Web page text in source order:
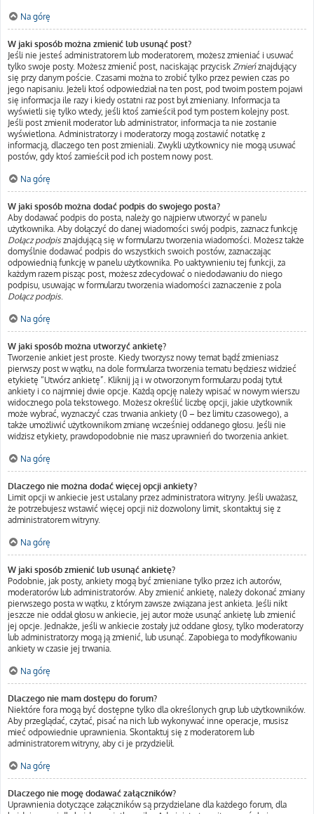
Na górę
W jaki sposób można zmienić lub usunąć post?
Jeśli nie jesteś administratorem lub moderatorem, możesz zmieniać i usuwać
tylko swoje posty. Możesz zmienić post, naciskając przycisk Zmieńznajdujący
się przy danym poście. Czasami można to zrobić tylko przez pewien czas po
jego napisaniu. Jeżeli ktoś odpowiedział na ten post, pod twoim postem pojawi
się informacja ile razy i kiedy ostatni raz post był zmieniany. Informacja ta
wyświetli się tylko wtedy, jeśli ktoś zamieścił pod tym postem kolejny post.
Jeśli post zmienił moderator lub administrator, informacja ta nie zostanie
wyświetlona. Administratorzy i moderatorzy mogą zostawić notatkę z
informacją, dlaczego ten post zmieniali. Zwykli użytkownicy nie mogą usuwać
postów, gdy ktoś zamieścił pod ich postem nowy post.
Na górę
W jaki sposób można dodać podpis do swojego posta?
Aby dodawać podpis do posta, należy go najpierw utworzyć w panelu
użytkownika. Aby dołączyć do danej wiadomości swój podpis, zaznacz funkcję
Dołącz podpis znajdującą się w formularzu tworzenia wiadomości. Możesz także
domyślnie dodawać podpis do wszystkich swoich postów, zaznaczając
odpowiednią funkcję w panelu użytkownika. Po uaktywnieniu tej funkcji, za
każdym razem pisząc post, możesz zdecydować o niedodawaniu do niego
podpisu, usuwając w formularzu tworzenia wiadomości zaznaczenie z pola
Dołącz podpis.
Na górę
W jaki sposób można utworzyć ankietę?
Tworzenie ankiet jest proste. Kiedy tworzysz nowy temat bądź zmieniasz
pierwszy post w wątku, na dole formularza tworzenia tematu będziesz widzieć
etykietę “Utwórz ankietę”. Kliknij ją i w otworzonym formularzu podaj tytuł
ankiety i co najmniej dwie opcje. Każdą opcję należy wpisać w nowym wierszu
widocznego pola tekstowego. Możesz określić liczbę opcji, jakie użytkownik
może wybrać, wyznaczyć czas trwania ankiety (0 – bez limitu czasowego), a
także umożliwić użytkownikom zmianę wcześniej oddanego głosu. Jeśli nie
widzisz etykiety, prawdopodobnie nie masz uprawnień do tworzenia ankiet.
Na górę
Dlaczego nie można dodać więcej opcji ankiety?
Limit opcji w ankiecie jest ustalany przez administratora witryny. Jeśli uważasz,
że potrzebujesz wstawić więcej opcji niż dozwolony limit, skontaktuj się z
administratorem witryny.
Na górę
W jaki sposób zmienić lub usunąć ankietę?
Podobnie, jak posty, ankiety mogą być zmieniane tylko przez ich autorów,
moderatorów lub administratorów. Aby zmienić ankietę, należy dokonać zmiany
pierwszego posta w wątku, z którym zawsze związana jest ankieta. Jeśli nikt
jeszcze nie oddał głosu w ankiecie, jej autor może usunąć ankietę lub zmienić
jej opcje. Jednakże, jeśli w ankiecie zostały już oddane głosy, tylko moderatorzy
lub administratorzy mogą ją zmienić, lub usunąć. Zapobiega to modyfikowaniu
ankiety w czasie jej trwania.
Na górę
Dlaczego nie mam dostępu do forum?
Niektóre fora mogą być dostępne tylko dla określonych grup lub użytkowników.
Aby przeglądać, czytać, pisać na nich lub wykonywać inne operacje, musisz
mieć odpowiednie uprawnienia. Skontaktuj się z moderatorem lub
administratorem witryny, aby ci je przydzielił.
Na górę
Dlaczego nie mogę dodawać załączników?
Uprawnienia dotyczące załączników są przydzielane dla każdego forum, dla